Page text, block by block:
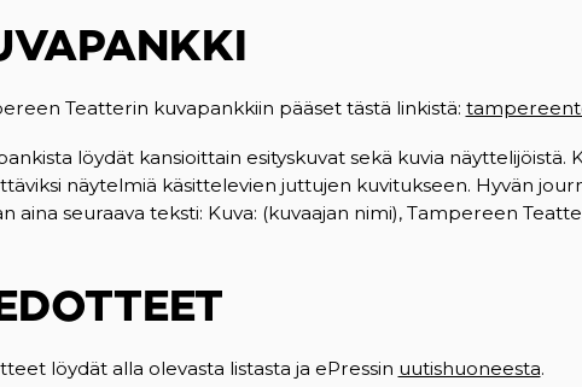
Teatterin kuvapankkiin pääset tästä linkistä:
löydät kansioittain esityskuvat sekä kuvia
näytelmiä käsittelevien juttujen kuvitukseen. Hyvän
aina seuraava teksti: Kuva: (kuvaajan nimi), Tampereen
löydät alla olevasta listasta ja ePressin uutishuoneesta.